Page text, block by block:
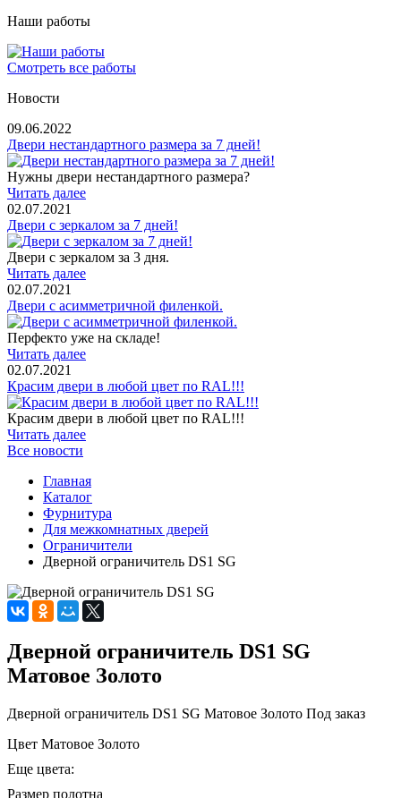
Наши работы
Смотреть все работы
Новости
09.06.2022
Двери нестандартного размера за 7 дней!
Нужны двери нестандартного размера?
Читать далее
02.07.2021
Двери с зеркалом за 7 дней!
Двери с зеркалом за 3 дня.
Читать далее
02.07.2021
Двери с асимметричной филенкой.
Перфекто уже на складе!
Читать далее
02.07.2021
Красим двери в любой цвет по RAL!!!
Красим двери в любой цвет по RAL!!!
Читать далее
Все новости
Главная
Каталог
Фурнитура
Для межкомнатных дверей
Ограничители
Дверной ограничитель DS1 SG
Дверной ограничитель DS1 SG
Матовое Золото
Дверной ограничитель DS1 SG Матовое Золото Под заказ
Цвет Матовое Золото
Еще цвета:
Размер полотна